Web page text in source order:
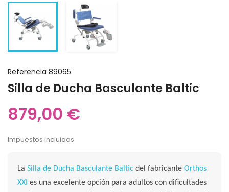
Referencia 89065
Silla de Ducha Basculante Baltic
879,00 €
Impuestos incluidos
LaSilla de Ducha Basculante Baltic del fabricanteOrthos
XXI es una excelente opción para adultos con dificultades